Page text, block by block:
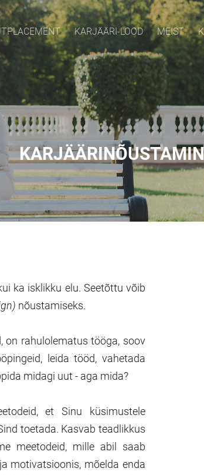
KARJÄÄRI-LOOD MEIST
ka isklikku elu. Seetõttu võib
nõustamiseks.
on rahulolematus tööga, soov
leida tööd, vahetada
midagi uut - aga mida?
et Sinu küsimustele
toetada. Kasvab teadlikkus
meetodeid, mille abil saab
motivatsioonis, mõelda enda